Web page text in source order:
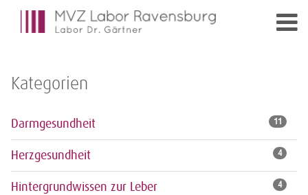
Kategorien
Darmgesundheit 11
Herzgesundheit 4
Hintergrundwissen zur Leber 4